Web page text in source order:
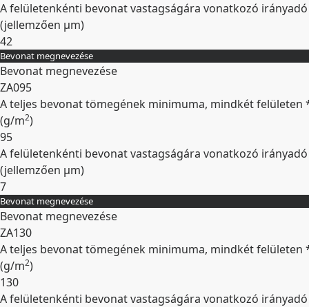
A felületenkénti bevonat vastagságára vonatkozó
(jellemzően µm)
42
Kibontás
Bevonat megnevezése
Bevonat megnevezése
ZA095
A teljes bevonat tömegének minimuma, mindkét felületen
(g/m2)
95
A felületenkénti bevonat vastagságára vonatkozó
(jellemzően µm)
7
Kibontás
Bevonat megnevezése
Bevonat megnevezése
ZA130
A teljes bevonat tömegének minimuma, mindkét felületen
(g/m2)
130
A felületenkénti bevonat vastagságára vonatkozó